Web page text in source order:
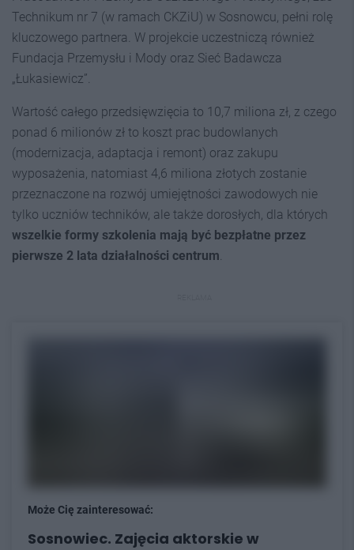
Technikum nr 7 (w ramach CKZiU) w Sosnowcu, pełni rolę
kluczowego partnera. W projekcie uczestniczą również
Fundacja Przemysłu i Mody oraz Sieć Badawcza
„Łukasiewicz”.
Wartość całego przedsięwzięcia to 10,7 miliona zł, z czego
ponad 6 milionów zł to koszt prac budowlanych
(modernizacja, adaptacja i remont) oraz zakupu
wyposażenia, natomiast 4,6 miliona złotych zostanie
przeznaczone na rozwój umiejętności zawodowych nie
tylko uczniów techników, ale także dorosłych, dla których
wszelkie formy szkolenia mają być bezpłatne przez
pierwsze 2 lata działalności centrum.
Może Cię zainteresować:
Sosnowiec. Zajęcia aktorskie w